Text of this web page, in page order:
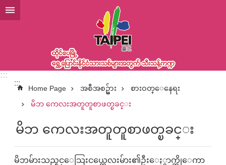
အဓိကအကြောင်းအရာပိတ်ပင်မှုကိုကျော်လိုက်ပါ
:::
:::
Home Page အစီအစဥ္မ်ား
စားဝတ္ေနေရး
မိဘ ကေလးအတူတူစာဖတ္ၿခင္း
မိဘ ကေလးအတူတူစာဖတ္ၿခင္း
မိဘမ်ားသည္ရင္ေသြးငယ္ကေလးမ်ား၏ဦးေႏွာက္ကိုေကာ